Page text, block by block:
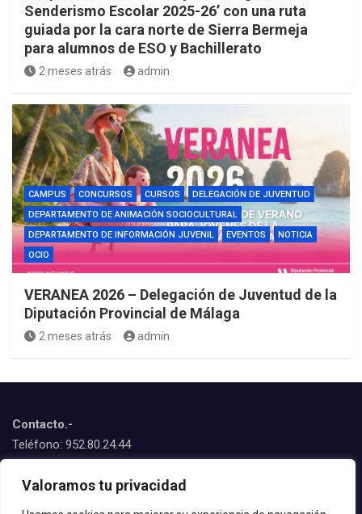
Valoramos tu privacidad
Senderismo Escolar 2025-26’ con una ruta
guiada por la cara norte de Sierra Bermeja
para alumnos de ESO y Bachillerato
2 meses atrás admin
CAMPUS CONCURSOS CURSOS
DELEGACIÓN DE JUVENTUD
DEPARTAMENTO DE ANIMACIÓN SOCIOCULTURAL
DEPARTAMENTO DE INFORMACIÓN JUVENIL
EVENTOS
NOTICIA
OCIO
VERANEA 2026 – Delegación de Juventud de la
Diputación Provincial de Málaga
2 meses atrás admin
Contacto.-
Teléfono: 952.80.24.44
juventud@estepona.es